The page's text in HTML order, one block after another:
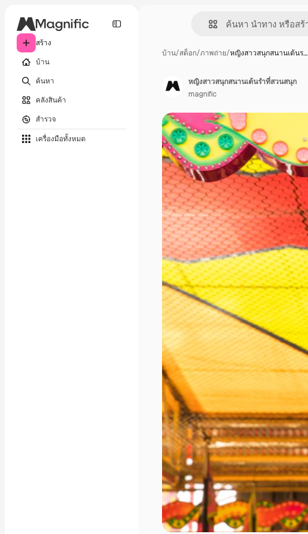
สร้าง
บ้าน
ค้นหา
คลังสินค้า
สำรวจ
เครื่องมือทั้งหมด
บ้าน/สต็อก/ภาพถ่าย/หญิงสาวสนุกสนานเต้นร…
หญิงสาวสนุกสนานเต้นรำที่สวนสนุก
magnific